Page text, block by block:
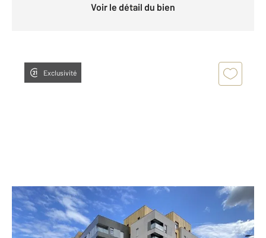
Voir le détail du bien
Exclusivité
CERGY 95
39,41 m2, 2 pièces
Ref : 282